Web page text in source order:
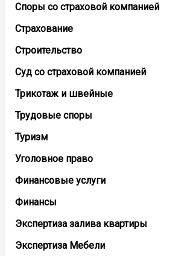
Споры со страховой компанией
Страхование
Строительство
Суд со страховой компанией
Трикотаж и швейные
Трудовые споры
Туризм
Уголовное право
Финансовые услуги
Финансы
Экспертиза залива квартиры
Экспертиза Мебели